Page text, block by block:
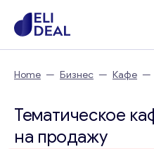
Home — Бизнес — Кафе —
Тематическое
на продажу